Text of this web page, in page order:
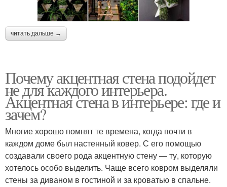
читать дальше →
Почему акцентная стена подойдет
не для каждого интерьера.
Акцентная стена в интерьере: где и
зачем?
Многие хорошо помнят те времена, когда почти в
каждом доме был настенный ковер. С его помощью
создавали своего рода акцентную стену — ту, которую
хотелось особо выделить. Чаще всего ковром выделяли
стены за диваном в гостиной и за кроватью в спальне.